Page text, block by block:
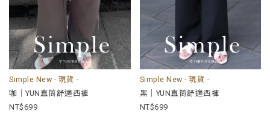
Simple New - 現貨 -
咖｜YUN直筒舒適西褲
699
Simple New - 現貨 -
黑｜YUN直筒舒適西褲
699